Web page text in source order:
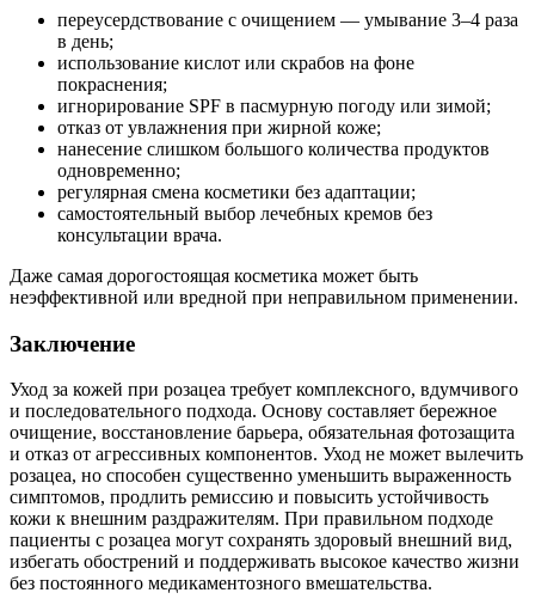
переусердствование с очищением — умывание 3–4 раза
в день;
использование кислот или скрабов на фоне
покраснения;
игнорирование SPF в пасмурную погоду или зимой;
отказ от увлажнения при жирной коже;
нанесение слишком большого количества продуктов
одновременно;
регулярная смена косметики без адаптации;
самостоятельный выбор лечебных кремов без
консультации врача.
Даже самая дорогостоящая косметика может быть
неэффективной или вредной при неправильном применении.
Заключение
Уход за кожей при розацеа требует комплексного, вдумчивого
и последовательного подхода. Основу составляет бережное
очищение, восстановление барьера, обязательная фотозащита
и отказ от агрессивных компонентов. Уход не может вылечить
розацеа, но способен существенно уменьшить выраженность
симптомов, продлить ремиссию и повысить устойчивость
кожи к внешним раздражителям. При правильном подходе
пациенты с розацеа могут сохранять здоровый внешний вид,
избегать обострений и поддерживать высокое качество жизни
без постоянного медикаментозного вмешательства.